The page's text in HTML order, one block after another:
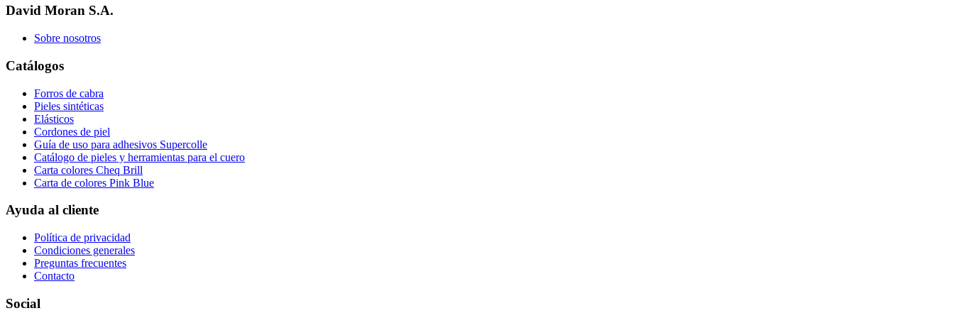
David Moran S.A.
Sobre nosotros
Catálogos
Forros de cabra
Pieles sintéticas
Elásticos
Cordones de piel
Guía de uso para adhesivos Supercolle
Catálogo de pieles y herramientas para el cuero
Carta colores Cheq Brill
Carta de colores Pink Blue
Ayuda al cliente
Política de privacidad
Condiciones generales
Preguntas frecuentes
Contacto
Social